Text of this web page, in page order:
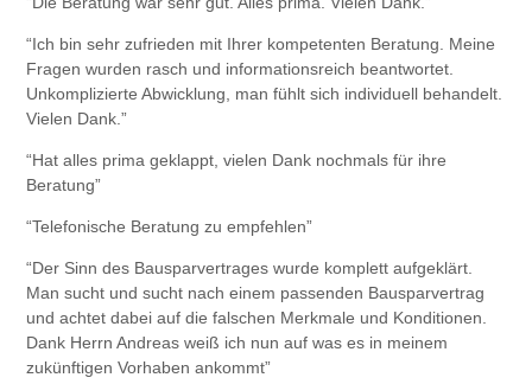
“Ich bin sehr zufrieden mit Ihrer kompetenten Beratung. Meine
Fragen wurden rasch und informationsreich beantwortet.
Unkomplizierte Abwicklung, man fühlt sich individuell behandelt.
Vielen Dank.”
“Hat alles prima geklappt, vielen Dank nochmals für ihre
Beratung”
“Telefonische Beratung zu empfehlen”
“Der Sinn des Bausparvertrages wurde komplett aufgeklärt.
Man sucht und sucht nach einem passenden Bausparvertrag
und achtet dabei auf die falschen Merkmale und Konditionen.
Dank Herrn Andreas weiß ich nun auf was es in meinem
zukünftigen Vorhaben ankommt”